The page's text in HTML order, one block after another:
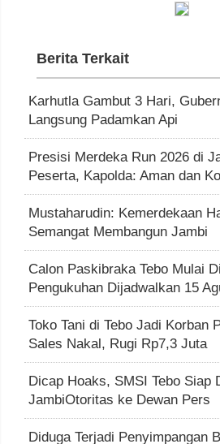
Berita Terkait
Karhutla Gambut 3 Hari,
Langsung Padamkan Api
Presisi Merdeka Run 2026 di
Peserta, Kapolda: Aman dan
Mustaharudin: Kemerdekaan
Semangat Membangun Jambi
Calon Paskibraka Tebo Mulai
Pengukuhan Dijadwalkan 15
Toko Tani di Tebo Jadi Korban
Sales Nakal, Rugi Rp7,3 Juta
Dicap Hoaks, SMSI Tebo Siap
JambiOtoritas ke Dewan Pers
Diduga Terjadi Penyimpangan